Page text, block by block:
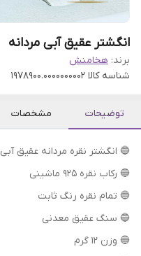
انگشتر عقیق آبی مردانه
برند: هخامنش
شناسه کالا 1978900.0000000002
توضیحات مشخصات
🔵 انگشتر نقره مردانه عقیق آبی
🔵 رکاب نقره 925 ماشینی
🔵 تمام نقره رنگ ثابت
🔵 سنگ عقیق معدنی
🔵 وزن 12 گرم